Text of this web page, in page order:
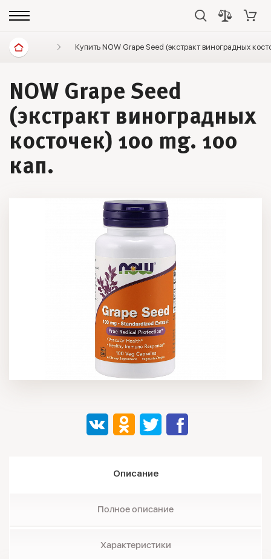
Витамины и минералы Витамины, минералы,
Купить NOW Grape Seed (экстракт виноградных
NOW Grape Seed
(экстракт виноградных
косточек) 100 mg. 100
кап.
Описание
Полное описание
Характеристики